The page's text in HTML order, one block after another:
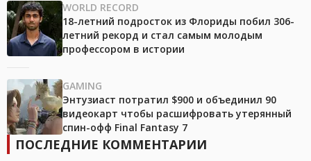
WORLD RECORD
18-летний подросток из Флориды побил 306-
летний рекорд и стал самым молодым
профессором в истории
GAMING
Энтузиаст потратил $900 и объединил 90
видеокарт чтобы расшифровать утерянный
спин-офф Final Fantasy 7
ПОСЛЕДНИЕ КОММЕНТАРИИ